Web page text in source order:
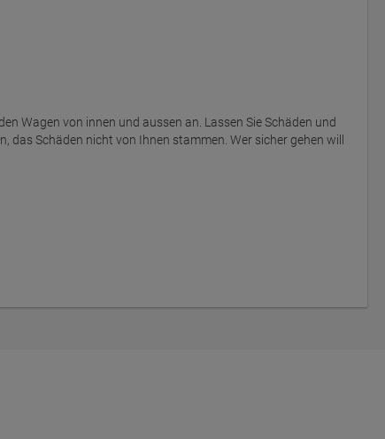
Wagen von innen und aussen an. Lassen Sie Schäden und
Schäden nicht von Ihnen stammen. Wer sicher gehen will